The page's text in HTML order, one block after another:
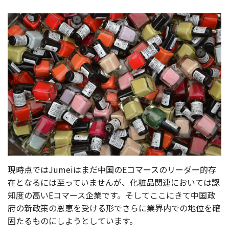
現時点ではJumeiはまだ中国のEコマースのリーダー的存
在となるには至っていませんが、化粧品関連においては認
知度の高いEコマース企業です。そしてここにきて中国政
府の新政策の恩恵を受ける形でさらに業界内での地位を確
固たるものにしようとしています。